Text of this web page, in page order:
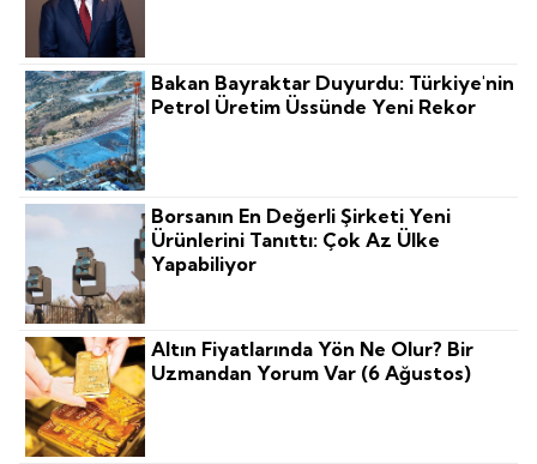
Bakan Bayraktar Duyurdu: Türkiye'nin
Petrol Üretim Üssünde Yeni Rekor
Borsanın En Değerli Şirketi Yeni
Ürünlerini Tanıttı: Çok Az Ülke
Yapabiliyor
Altın Fiyatlarında Yön Ne Olur? Bir
Uzmandan Yorum Var (6 Ağustos)